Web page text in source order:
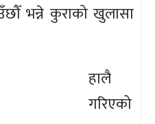
भन्ने कुराको खुलासा
हालै
गरिएको